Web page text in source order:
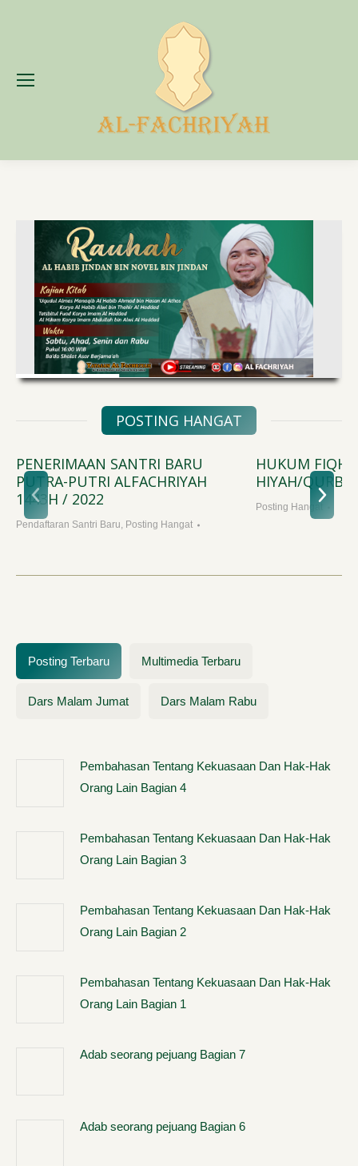
POSTING HANGAT
BARU
Hangat
HUKUM FIQH UDH
HIYAH/QURBAN
Posting Terbaru Multimedia Terbaru
Dars Malam Jumat Dars Malam Rabu
Pembahasan Tentang Kekuasaan Dan Hak-Hak
Orang Lain Bagian 4
Pembahasan Tentang Kekuasaan Dan Hak-Hak
Orang Lain Bagian 3
Pembahasan Tentang Kekuasaan Dan Hak-Hak
Orang Lain Bagian 2
Pembahasan Tentang Kekuasaan Dan Hak-Hak
Orang Lain Bagian 1
Adab seorang pejuang Bagian 7
Adab seorang pejuang Bagian 6